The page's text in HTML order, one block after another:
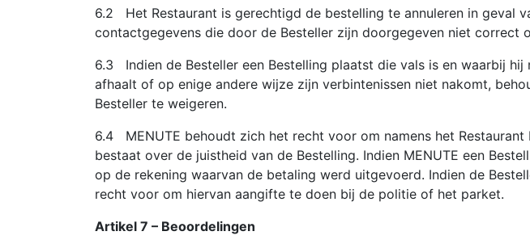
6.2 Het Restaurant is gerechtigd de bestelling te annuleren in geval
contactgegevens die door de Besteller zijn doorgegeven niet correct
6.3 Indien de Besteller een Bestelling plaatst die vals is en waarbij
afhaalt of op enige andere wijze zijn verbintenissen niet nakomt,
Besteller te weigeren.
6.4 MENUTE behoudt zich het recht voor om namens het
bestaat over de juistheid van de Bestelling. Indien MENUTE een
op de rekening waarvan de betaling werd uitgevoerd. Indien de
recht voor om hiervan aangifte te doen bij de politie of het parket.
Artikel 7 – Beoordelingen